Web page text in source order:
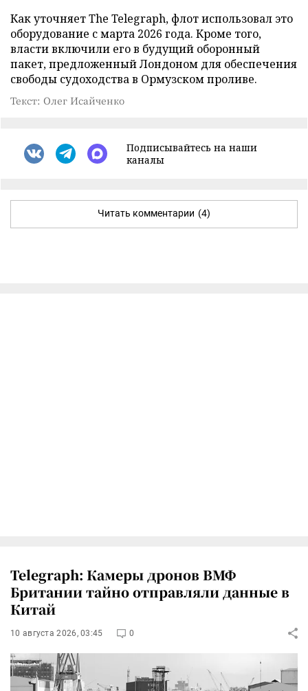
Как уточняет The Telegraph, флот использовал это
оборудование с марта 2026 года. Кроме того,
власти включили его в будущий оборонный
пакет, предложенный Лондоном для обеспечения
свободы судоходства в Ормузском проливе.
Текст: Олег Исайченко
Подписывайтесь на наши
каналы
Читать комментарии (4)
Telegraph: Камеры дронов ВМФ
Британии тайно отправляли данные в
Китай
10 августа 2026, 03:45 0